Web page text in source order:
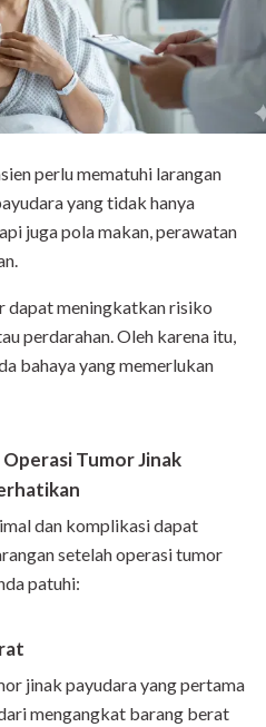
perlu mematuhi larangan
yang tidak hanya
juga pola makan, perawatan
dapat meningkatkan risiko
perdarahan. Oleh karena itu,
bahaya yang memerlukan
Tumor Jinak
dan komplikasi dapat
setelah operasi tumor
patuhi:
jinak payudara yang pertama
mengangkat barang berat